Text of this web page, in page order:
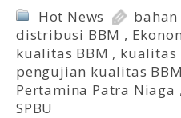
Hot News
distribusi BBM ,
kualitas BBM , kualitas
pengujian kualitas BBM
Pertamina Patra Niaga
SPBU